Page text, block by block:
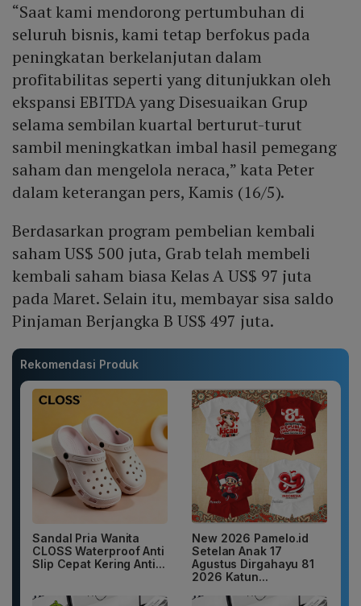
“Saat kami mendorong pertumbuhan di
seluruh bisnis, kami tetap berfokus pada
peningkatan berkelanjutan dalam
profitabilitas seperti yang ditunjukkan oleh
ekspansi EBITDA yang Disesuaikan Grup
selama sembilan kuartal berturut-turut
sambil meningkatkan imbal hasil pemegang
saham dan mengelola neraca,” kata Peter
dalam keterangan pers, Kamis (16/5).
Berdasarkan program pembelian kembali
saham US$ 500 juta, Grab telah membeli
kembali saham biasa Kelas A US$ 97 juta
pada Maret. Selain itu, membayar sisa saldo
Pinjaman Berjangka B US$ 497 juta.
Rekomendasi Produk
Sandal Pria Wanita
CLOSS Waterproof Anti
Slip Cepat Kering Anti...
New 2026 Pamelo.id
Setelan Anak 17
Agustus Dirgahayu 81
2026 Katun...